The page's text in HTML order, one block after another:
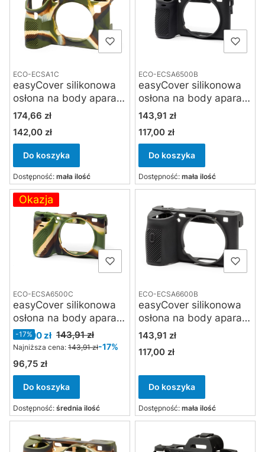
ECO-ECSA1C
easyCover silikonowa
osłona na body aparatu
Sony A1 - kamuflaż
Cena
174,66 zł
Cena
142,00 zł
Do koszyka
Dostępność: mała ilość
ECO-ECSA6500B
easyCover silikonowa
osłona na body aparatu
Sony A6500 - czarna
Cena
143,91 zł
Cena
117,00 zł
Do koszyka
Dostępność: mała ilość
Okazja
ECO-ECSA6500C
easyCover silikonowa
osłona na body aparatu
Sony A6500 - kamuflaż
Cena promocyjna
119,00 zł 143,91 zł
-17%
Najniższa cena: 143,91 zł-17%
Cena
96,75 zł
Do koszyka
Dostępność: średnia ilość
ECO-ECSA6600B
easyCover silikonowa
osłona na body aparatu
Sony A6600 - czarna
Cena
143,91 zł
Cena
117,00 zł
Do koszyka
Dostępność: mała ilość